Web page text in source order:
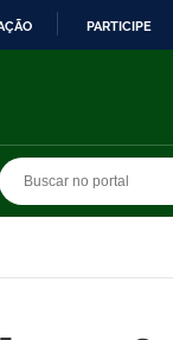
PARTICIPE